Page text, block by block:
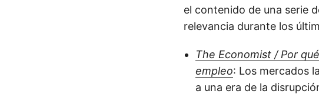
el contenido de una serie
relevancia durante los
The Economist / Por
empleo: Los mercados
a una era de la